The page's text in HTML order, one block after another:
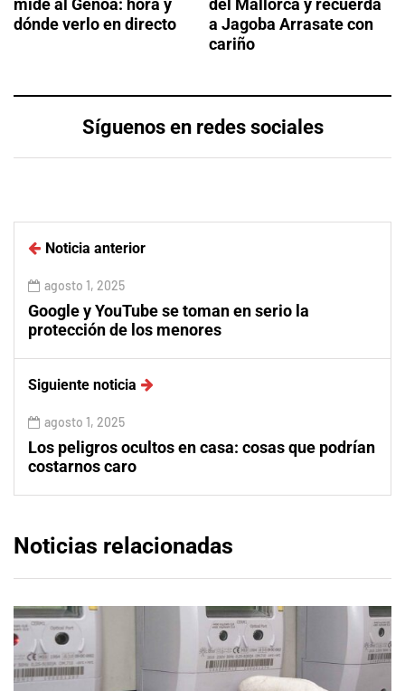
mide al Genoa: hora y
dónde verlo en directo
del Mallorca y recuerda
a Jagoba Arrasate con
cariño
Síguenos en redes sociales
Noticia anterior
agosto 1, 2025
Google y YouTube se toman en serio la
protección de los menores
Siguiente noticia
agosto 1, 2025
Los peligros ocultos en casa: cosas que podrían
costarnos caro
Noticias relacionadas